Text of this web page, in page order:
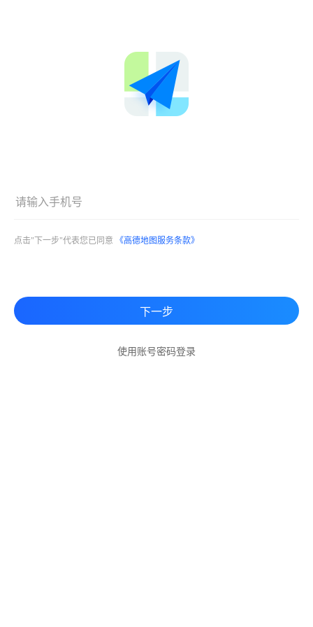
点击"下一步"代表您已同意 《高德地图服务条款》
下一步
使用账号密码登录